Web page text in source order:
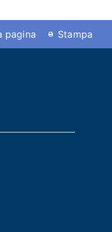
pagina Stampa